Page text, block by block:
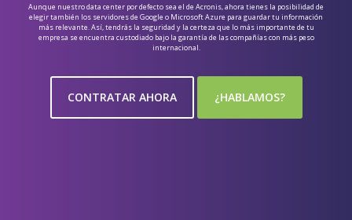
Aunque nuestro data center por defecto sea el de Acronis, ahora tienes la posibilidad de
elegir también los servidores de Google o Microsoft Azure para guardar tu información
más relevante. Así, tendrás la seguridad y la certeza que lo más importante de tu
empresa se encuentra custodiado bajo la garantía de las compañías con más peso
internacional.
CONTRATAR AHORA ¿HABLAMOS?